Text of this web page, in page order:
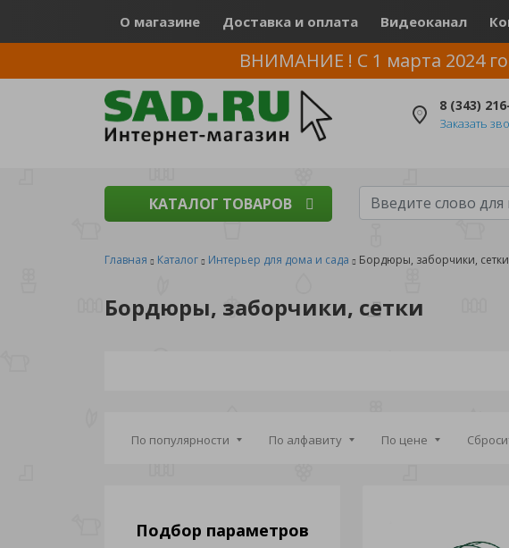
О магазине Доставка и оплата Видеоканал
ВНИМАНИЕ ! С 1 марта 2024
8 (343)
Заказать
КАТАЛОГ ТОВАРОВ
Главная Каталог Интерьер для дома и сада Бордюры, заборчики, сетки
Бордюры, заборчики, сетки
По популярности По алфавиту По цене
Подбор параметров